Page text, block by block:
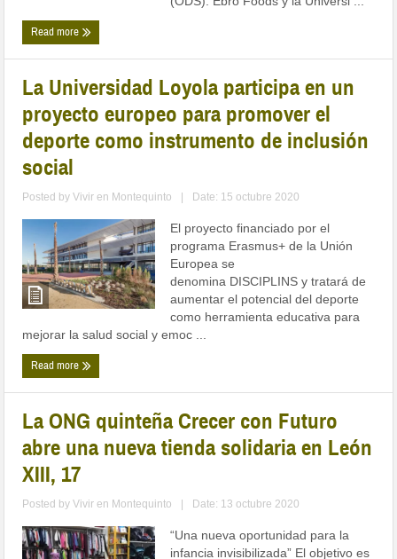
Read more
La Universidad Loyola participa en un
proyecto europeo para promover el
deporte como instrumento de inclusión
social
Posted byVivir en Montequinto Date: 15 octubre 2020
El proyecto financiado por el
programa Erasmus+ de la Unión
Europea se
denomina DISCIPLINS y tratará de
aumentar el potencial del deporte
como herramienta educativa para
mejorar la salud social y emoc ...
Read more
La ONG quinteña Crecer con Futuro
abre una nueva tienda solidaria en León
XIII, 17
Posted byVivir en Montequinto Date: 13 octubre 2020
“Una nueva oportunidad para la
infancia invisibilizada” El objetivo es